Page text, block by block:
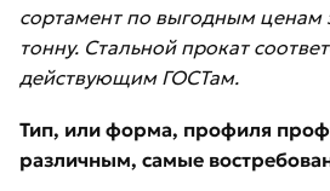
сортамент по выгодным ценам
тонну. Стальной прокат
действующим ГОСТам.
Тип, или форма, профиля
различным, самые